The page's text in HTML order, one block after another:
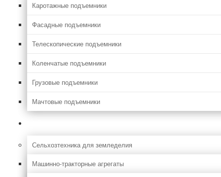
Каротажные подъемники
Фасадные подъемники
Телескопические подъемники
Коленчатые подъемники
Грузовые подъемники
Мачтовые подъемники
Сельхозтехника для земледелия
Машинно-тракторные агрегаты